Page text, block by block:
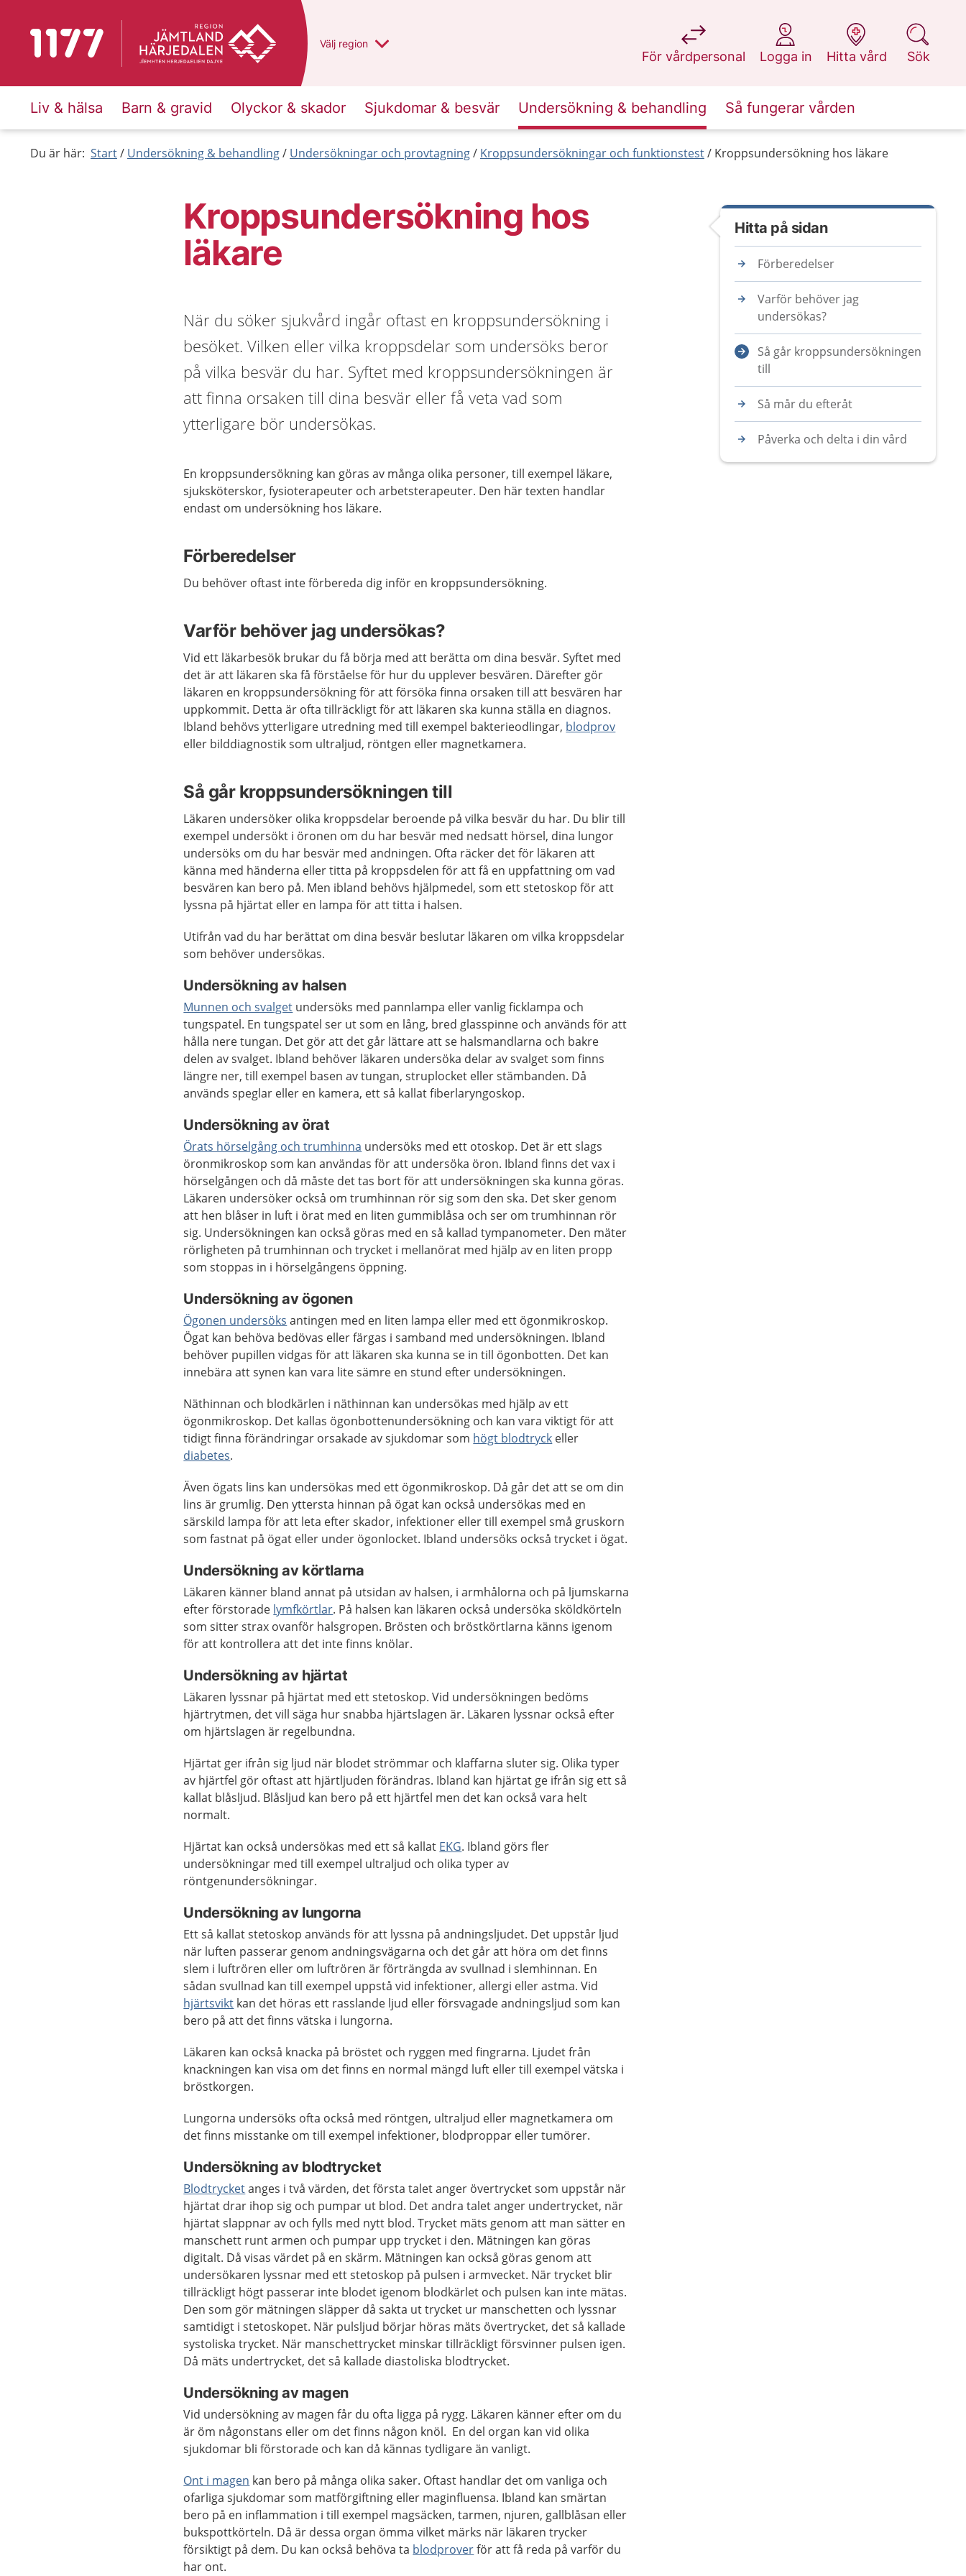
Till startsidan för 1177 Du har valt region
Välj en annan
region
För vårdpersonal
på 1177.se
Logga in
på 1177.se
Hitta vård
på 1177.se
Sök
på 1177.se
Liv & hälsa Barn & gravid Olyckor & skador Sjukdomar & besvär Undersökning & behandling Så fungerar vården
Du är här: Start Undersökning & behandling Undersökningar och provtagning Kroppsundersökningar och funktionstest Kroppsundersökning hos läkare
Kroppsundersökning hos
läkare
När du söker sjukvård ingår oftast en kroppsundersökning i
besöket. Vilken eller vilka kroppsdelar som undersöks beror
på vilka besvär du har. Syftet med kroppsundersökningen är
att finna orsaken till dina besvär eller få veta vad som
ytterligare bör undersökas.
En kroppsundersökning kan göras av många olika personer, till exempel läkare,
sjuksköterskor, fysioterapeuter och arbetsterapeuter. Den här texten handlar
endast om undersökning hos läkare.
Förberedelser
Du behöver oftast inte förbereda dig inför en kroppsundersökning.
Varför behöver jag undersökas?
Vid ett läkarbesök brukar du få börja med att berätta om dina besvär. Syftet med
det är att läkaren ska få förståelse för hur du upplever besvären. Därefter gör
läkaren en kroppsundersökning för att försöka finna orsaken till att besvären har
uppkommit. Detta är ofta tillräckligt för att läkaren ska kunna ställa en diagnos.
Ibland behövs ytterligare utredning med till exempel bakterieodlingar, blodprov
eller bilddiagnostik som ultraljud, röntgen eller magnetkamera.
Så går kroppsundersökningen till
Läkaren undersöker olika kroppsdelar beroende på vilka besvär du har. Du blir till
exempel undersökt i öronen om du har besvär med nedsatt hörsel, dina lungor
undersöks om du har besvär med andningen. Ofta räcker det för läkaren att
känna med händerna eller titta på kroppsdelen för att få en uppfattning om vad
besvären kan bero på. Men ibland behövs hjälpmedel, som ett stetoskop för att
lyssna på hjärtat eller en lampa för att titta i halsen.
Utifrån vad du har berättat om dina besvär beslutar läkaren om vilka kroppsdelar
som behöver undersökas.
Undersökning av halsen
Munnen och svalget undersöks med pannlampa eller vanlig ficklampa och
tungspatel. En tungspatel ser ut som en lång, bred glasspinne och används för att
hålla nere tungan. Det gör att det går lättare att se halsmandlarna och bakre
delen av svalget. Ibland behöver läkaren undersöka delar av svalget som finns
längre ner, till exempel basen av tungan, struplocket eller stämbanden. Då
används speglar eller en kamera, ett så kallat fiberlaryngoskop.
Undersökning av örat
Örats hörselgång och trumhinna undersöks med ett otoskop. Det är ett slags
öronmikroskop som kan användas för att undersöka öron. Ibland finns det vax i
hörselgången och då måste det tas bort för att undersökningen ska kunna göras.
Läkaren undersöker också om trumhinnan rör sig som den ska. Det sker genom
att hen blåser in luft i örat med en liten gummiblåsa och ser om trumhinnan rör
sig. Undersökningen kan också göras med en så kallad tympanometer. Den mäter
rörligheten på trumhinnan och trycket i mellanörat med hjälp av en liten propp
som stoppas in i hörselgångens öppning.
Undersökning av ögonen
Ögonen undersöks antingen med en liten lampa eller med ett ögonmikroskop.
Ögat kan behöva bedövas eller färgas i samband med undersökningen. Ibland
behöver pupillen vidgas för att läkaren ska kunna se in till ögonbotten. Det kan
innebära att synen kan vara lite sämre en stund efter undersökningen.
Näthinnan och blodkärlen i näthinnan kan undersökas med hjälp av ett
ögonmikroskop. Det kallas ögonbottenundersökning och kan vara viktigt för att
tidigt finna förändringar orsakade av sjukdomar som högt blodtryck eller
diabetes.
Även ögats lins kan undersökas med ett ögonmikroskop. Då går det att se om din
lins är grumlig. Den yttersta hinnan på ögat kan också undersökas med en
särskild lampa för att leta efter skador, infektioner eller till exempel små gruskorn
som fastnat på ögat eller under ögonlocket. Ibland undersöks också trycket i ögat.
Undersökning av körtlarna
Läkaren känner bland annat på utsidan av halsen, i armhålorna och på ljumskarna
efter förstorade lymfkörtlar. På halsen kan läkaren också undersöka sköldkörteln
som sitter strax ovanför halsgropen. Brösten och bröstkörtlarna känns igenom
för att kontrollera att det inte finns knölar.
Undersökning av hjärtat
Läkaren lyssnar på hjärtat med ett stetoskop. Vid undersökningen bedöms
hjärtrytmen, det vill säga hur snabba hjärtslagen är. Läkaren lyssnar också efter
om hjärtslagen är regelbundna.
Hjärtat ger ifrån sig ljud när blodet strömmar och klaffarna sluter sig. Olika typer
av hjärtfel gör oftast att hjärtljuden förändras. Ibland kan hjärtat ge ifrån sig ett så
kallat blåsljud. Blåsljud kan bero på ett hjärtfel men det kan också vara helt
normalt.
Hjärtat kan också undersökas med ett så kallat EKG. Ibland görs fler
undersökningar med till exempel ultraljud och olika typer av
röntgenundersökningar.
Undersökning av lungorna
Ett så kallat stetoskop används för att lyssna på andningsljudet. Det uppstår ljud
när luften passerar genom andningsvägarna och det går att höra om det finns
slem i luftrören eller om luftrören är förträngda av svullnad i slemhinnan. En
sådan svullnad kan till exempel uppstå vid infektioner, allergi eller astma. Vid
hjärtsvikt kan det höras ett rasslande ljud eller försvagade andningsljud som kan
bero på att det finns vätska i lungorna.
Läkaren kan också knacka på bröstet och ryggen med fingrarna. Ljudet från
knackningen kan visa om det finns en normal mängd luft eller till exempel vätska i
bröstkorgen.
Lungorna undersöks ofta också med röntgen, ultraljud eller magnetkamera om
det finns misstanke om till exempel infektioner, blodproppar eller tumörer.
Undersökning av blodtrycket
Blodtrycketanges i två värden, det första talet anger övertrycket som uppstår när
hjärtat drar ihop sig och pumpar ut blod. Det andra talet anger undertrycket, när
hjärtat slappnar av och fylls med nytt blod. Trycket mäts genom att man sätter en
manschett runt armen och pumpar upp trycket i den. Mätningen kan göras
digitalt. Då visas värdet på en skärm. Mätningen kan också göras genom att
undersökaren lyssnar med ett stetoskop på pulsen i armvecket. När trycket blir
tillräckligt högt passerar inte blodet igenom blodkärlet och pulsen kan inte mätas.
Den som gör mätningen släpper då sakta ut trycket ur manschetten och lyssnar
samtidigt i stetoskopet. När pulsljud börjar höras mäts övertrycket, det så kallade
systoliska trycket. När manschettrycket minskar tillräckligt försvinner pulsen igen.
Då mäts undertrycket, det så kallade diastoliska blodtrycket.
Undersökning av magen
Vid undersökning av magen får du ofta ligga på rygg. Läkaren känner efter om du
är öm någonstans eller om det finns någon knöl. En del organ kan vid olika
sjukdomar bli förstorade och kan då kännas tydligare än vanligt.
Ont i magen kan bero på många olika saker. Oftast handlar det om vanliga och
ofarliga sjukdomar som matförgiftning eller maginfluensa. Ibland kan smärtan
bero på en inflammation i till exempel magsäcken, tarmen, njuren, gallblåsan eller
bukspottkörteln. Då är dessa organ ömma vilket märks när läkaren trycker
försiktigt på dem. Du kan också behöva ta blodproverför att få reda på varför du
har ont.
Hitta på sidan
Förberedelser
Varför behöver jag
undersökas?
Så går kroppsundersökningen
till
Så mår du efteråt
Påverka och delta i din vård